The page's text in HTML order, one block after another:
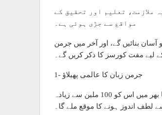
ملازمت، تعلیم اور تحقیق کے
مواقع سے جڑی ہوئی ہے۔
کے عمل کو آسان بنائیں گے، اور آخر میں جرمن
لیے مفت کورسز کا ذکر کریں گے۔
1- جرمن زبان کا عالمی پھیلاؤ
جرمن زبان یورپ کی سب سے زیادہ بولی جانے والی زبانوں میں سے ایک ہے، جہاں یہ جرمنی، آسٹریا اور سوئٹزرلینڈ کی سرکاری زبان ہے، اور دنیا بھر میں اس کو 100 ملین سے زیادہ
اندوز ہونے کا موقع ملے گا۔